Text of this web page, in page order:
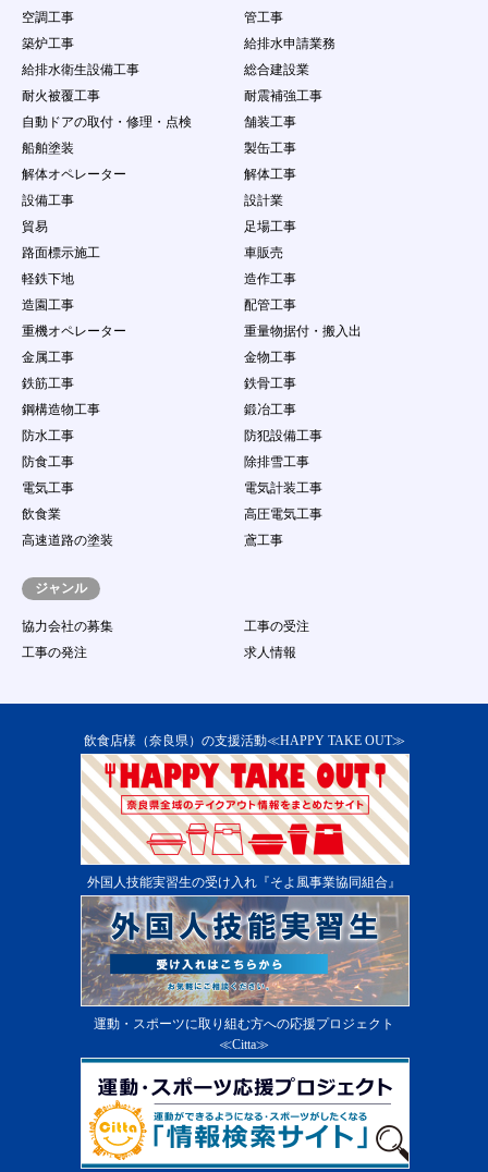
空調工事
管工事
築炉工事
給排水申請業務
給排水衛生設備工事
総合建設業
耐火被覆工事
耐震補強工事
自動ドアの取付・修理・点検
舗装工事
船舶塗装
製缶工事
解体オペレーター
解体工事
設備工事
設計業
貿易
足場工事
路面標示施工
車販売
軽鉄下地
造作工事
造園工事
配管工事
重機オペレーター
重量物据付・搬入出
金属工事
金物工事
鉄筋工事
鉄骨工事
鋼構造物工事
鍛冶工事
防水工事
防犯設備工事
防食工事
除排雪工事
電気工事
電気計装工事
飲食業
高圧電気工事
高速道路の塗装
鳶工事
ジャンル
協力会社の募集
工事の受注
工事の発注
求人情報
飲食店様（奈良県）の支援活動≪HAPPY TAKE OUT≫
外国人技能実習生の受け入れ『そよ風事業協同組合』
運動・スポーツに取り組む方への応援プロジェクト
≪Citta≫